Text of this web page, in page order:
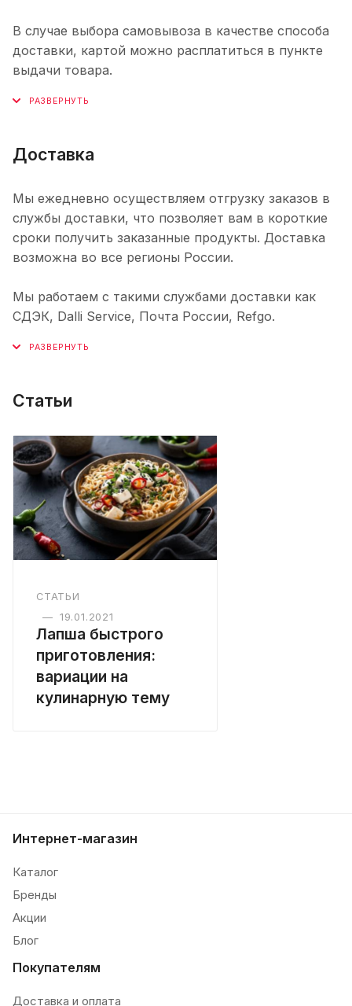
В случае выбора самовывоза в качестве способа
доставки, картой можно расплатиться в пункте
выдачи товара.
Доставка
Мы ежедневно осуществляем отгрузку заказов в
службы доставки, что позволяет вам в короткие
сроки получить заказанные продукты. Доставка
возможна во все регионы России.
Мы работаем с такими службами доставки как
СДЭК, Dalli Service, Почта России, Refgo.
Статьи
СТАТЬИ
— 19.01.2021
Лапша быстрого
приготовления:
вариации на
кулинарную тему
Интернет-магазин
Каталог
Бренды
Акции
Блог
Покупателям
Доставка и оплата